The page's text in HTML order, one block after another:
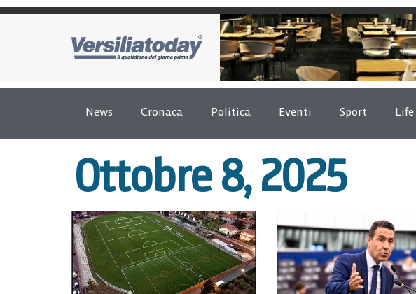
News Cronaca Politica Eventi Sport
Ottobre 8, 2025